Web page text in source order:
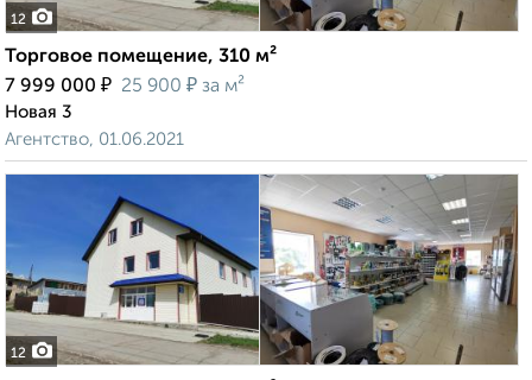
12
Торговое помещение, 310 м²
7 999 000 ₽ 25 900 ₽ за м²
Новая 3
Агентство, 01.06.2021
12